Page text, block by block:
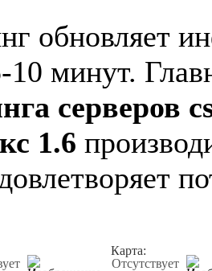
обновляет
10 минут.
серверов
1.6
Карта:
Отсутствует